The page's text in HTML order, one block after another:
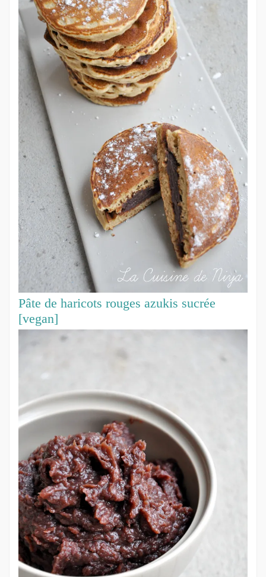
Pâte de haricots rouges azukis sucrée
[vegan]